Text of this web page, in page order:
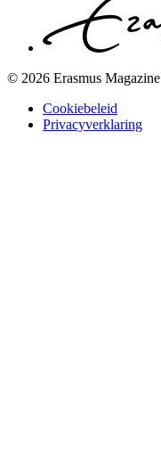
© 2026 Erasmus Magazine
Cookiebeleid
Privacyverklaring